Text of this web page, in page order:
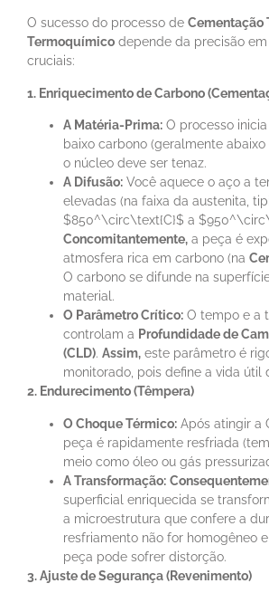
O sucesso do processo de Cementação
Termoquímico depende da precisão
cruciais:
1. Enriquecimento de Carbono
A Matéria-Prima: O processo
baixo carbono (geralmente abaixo
o núcleo deve ser tenaz.
A Difusão: Você aquece o aço a
elevadas (na faixa da austenita,
$850^\circ\text{C}$ a
Concomitantemente, a peça é
atmosfera rica em carbono (na
O carbono se difunde na
material.
O Parâmetro Crítico: O tempo e a
controlam a Profundidade de
(CLD). Assim, este parâmetro é
monitorado, pois define a vida útil
2. Endurecimento (Têmpera)
O Choque Térmico: Após atingir a
peça é rapidamente resfriada
meio como óleo ou gás
A Transformação:
superficial enriquecida se
a microestrutura que confere a
resfriamento não for homogêneo
peça pode sofrer distorção.
3. Ajuste de Segurança (Revenimento)